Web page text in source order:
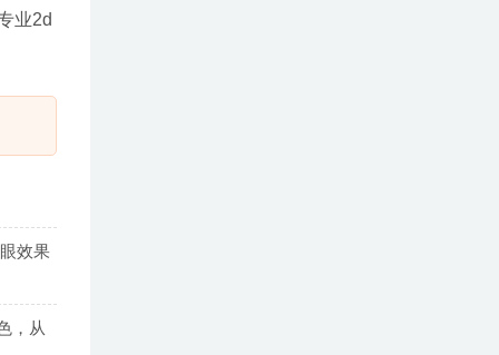
业2d
效果
，从